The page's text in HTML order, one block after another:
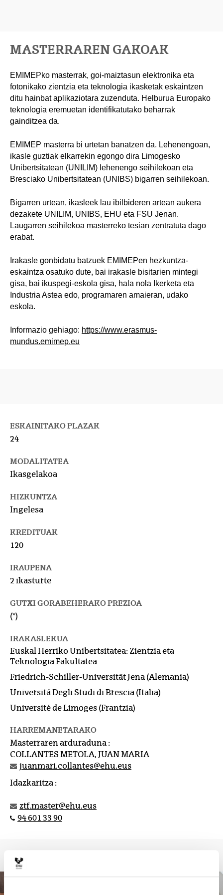
MASTERRAREN GAKOAK
EMIMEPko masterrak, goi-maiztasun elektronika eta
fotonikako zientzia eta teknologia ikasketak eskaintzen
ditu hainbat aplikaziotara zuzenduta. Helburua Europako
teknologia eremuetan identifikatutako beharrak
gainditzea da.
EMIMEP masterra bi urtetan banatzen da. Lehenengoan,
ikasle guztiak elkarrekin egongo dira Limogesko
Unibertsitatean (UNILIM) lehenengo seihilekoan eta
Bresciako Unibertsitatean (UNIBS) bigarren seihilekoan.
Bigarren urtean, ikasleek lau ibilbideren artean aukera
dezakete UNILIM, UNIBS, EHU eta FSU Jenan.
Laugarren seihilekoa masterreko tesian zentratuta dago
erabat.
Irakasle gonbidatu batzuek EMIMEPen hezkuntza-
eskaintza osatuko dute, bai irakasle bisitarien mintegi
gisa, bai ikuspegi-eskola gisa, hala nola Ikerketa eta
Industria Astea edo, programaren amaieran, udako
eskola.
Informazio gehiago: https://www.erasmus-
mundus.emimep.eu
ESKAINITAKO PLAZAK
24
MODALITATEA
Ikasgelakoa
HIZKUNTZA
Ingelesa
KREDITUAK
120
IRAUPENA
2 ikasturte
GUTXI GORABEHERAKO PREZIOA
(*)
IRAKASLEKUA
Euskal Herriko Unibertsitatea: Zientzia eta
Teknologia Fakultatea
Friedrich-Schiller-Universität Jena (Alemania)
Universitá Degli Studi di Brescia (Italia)
Université de Limoges (Frantzia)
HARREMANETARAKO
Masterraren arduraduna :
COLLANTES METOLA, JUAN MARIA
juanmari.collantes@ehu.eus
Idazkaritza :
ztf.master@ehu.eus
94 601 33 90